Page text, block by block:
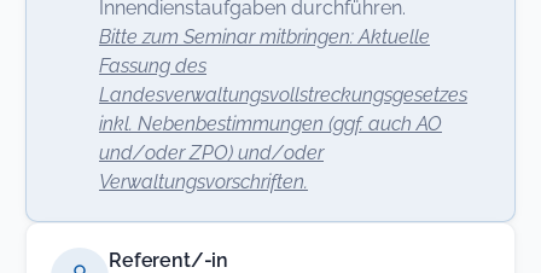
Innendienstaufgaben durchführen.
Bitte zum Seminar mitbringen: Aktuelle
Fassung des
Landesverwaltungsvollstreckungsgesetzes
inkl. Nebenbestimmungen (ggf. auch AO
und/oder ZPO) und/oder
Verwaltungsvorschriften.
Referent/-in